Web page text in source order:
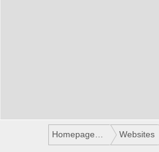
Homepages / Websites Websites